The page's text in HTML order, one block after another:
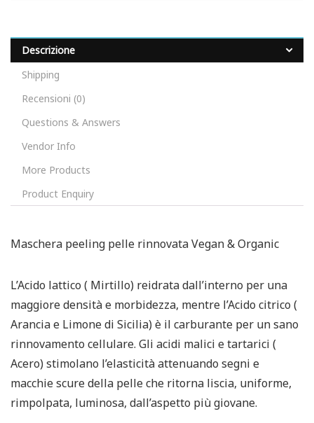
Descrizione
Shipping
Recensioni (0)
Questions & Answers
Vendor Info
More Products
Product Enquiry
Maschera peeling pelle rinnovata Vegan & Organic
L’Acido lattico ( Mirtillo) reidrata dall’interno per una
maggiore densità e morbidezza, mentre l’Acido citrico (
Arancia e Limone di Sicilia) è il carburante per un sano
rinnovamento cellulare. Gli acidi malici e tartarici (
Acero) stimolano l’elasticità attenuando segni e
macchie scure della pelle che ritorna liscia, uniforme,
rimpolpata, luminosa, dall’aspetto più giovane.